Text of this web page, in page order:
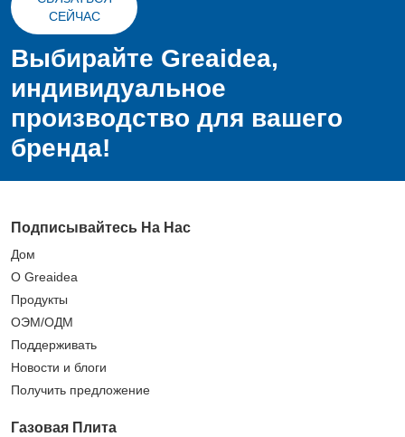
СЕЙЧАС
Выбирайте Greaidea,
индивидуальное
производство для вашего
бренда!
Подписывайтесь На Нас
Дом
О Greaidea
Продукты
ОЭМ/ОДМ
Поддерживать
Новости и блоги
Получить предложение
Газовая Плита